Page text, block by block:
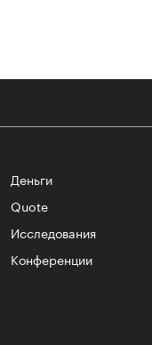
которые
Деньги
Quote
Исследования
Конференции